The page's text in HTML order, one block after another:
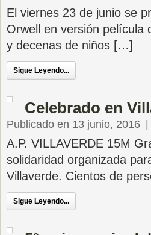
El viernes 23 de junio se
Orwell en versión película
y decenas de niños […]
Sigue Leyendo...
Celebrado en
Publicado en 13 junio, 2016
A.P. VILLAVERDE 15M
solidaridad organizada
Villaverde. Cientos de
Sigue Leyendo...